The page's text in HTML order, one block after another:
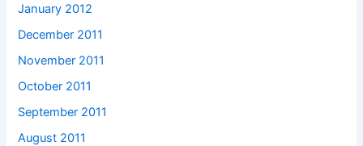
January 2012
December 2011
November 2011
October 2011
September 2011
August 2011